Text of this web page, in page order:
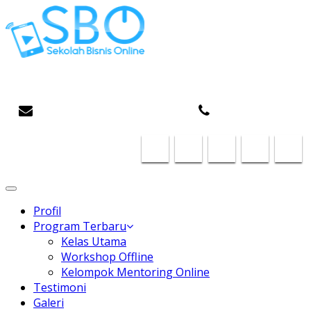
Toggle
Profil
Program Terbaru
Kelas Utama
Workshop Offline
Kelompok Mentoring Online
Testimoni
Galeri